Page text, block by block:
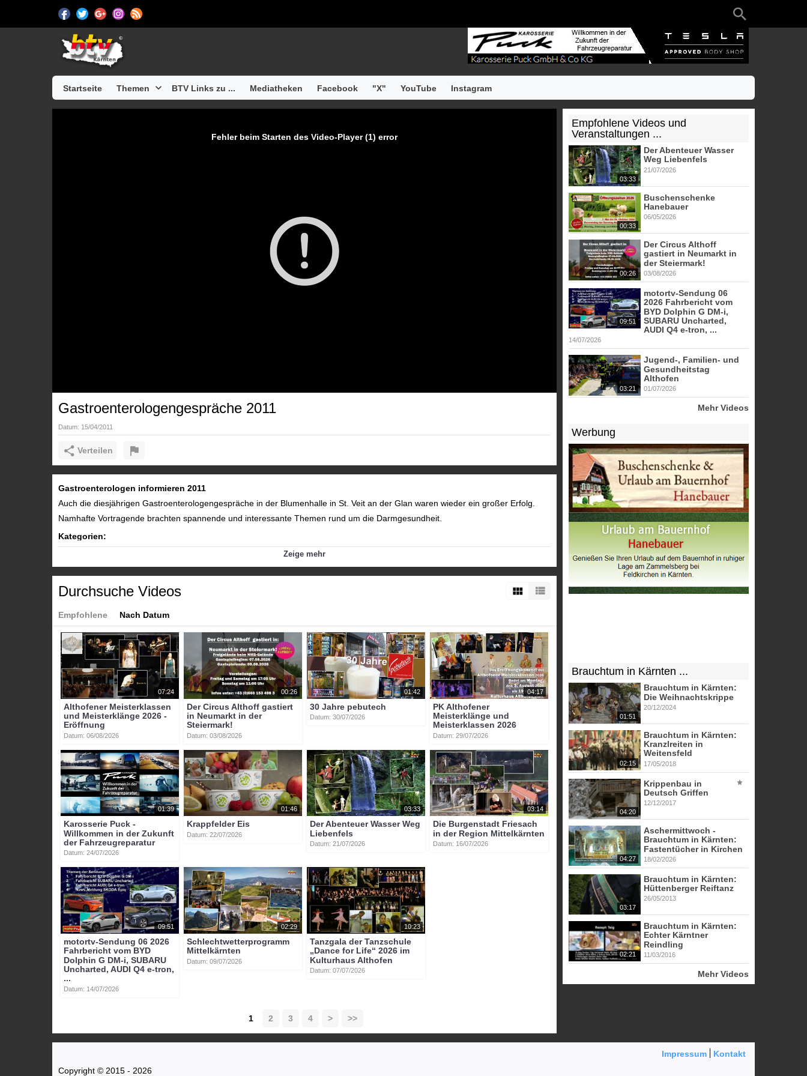
Startseite Themen BTV Links zu ... Mediatheken Facebook "X" YouTube Instagram
Fehler beim Starten des Video-Player (1) error
Gastroenterologengespräche 2011
Datum: 15/04/2011
Verteilen
Gastroenterologen informieren 2011
Auch die diesjährigen Gastroenterologengespräche in der Blumenhalle in St. Veit an der Glan waren wieder ein großer Erfolg.
Namhafte Vortragende brachten spannende und interessante Themen rund um die Darmgesundheit.
Kategorien:
sankt_veit
barmherzige_brüder darmgesundheit michael_steiner franz_siebert beate_prettner
walter_reinisch
manuela_corinna_steinkellner
wolfgang_plieschnegger
Zeige mehr
Durchsuche Videos
Empfohlene Nach Datum
07:24
Althofener Meisterklassen
und Meisterklänge 2026 -
Eröffnung
Datum: 06/08/2026
00:26
Der Circus Althoff gastiert
in Neumarkt in der
Steiermark!
Datum: 03/08/2026
01:42
30 Jahre pebutech
Datum: 30/07/2026
04:17
PK Althofener
Meisterklänge und
Meisterklassen 2026
Datum: 29/07/2026
01:39
Karosserie Puck -
Willkommen in der Zukunft
der Fahrzeugreparatur
Datum: 24/07/2026
01:46
Krappfelder Eis
Datum: 22/07/2026
03:33
Der Abenteuer Wasser Weg
Liebenfels
Datum: 21/07/2026
03:14
Die Burgenstadt Friesach
in der Region Mittelkärnten
Datum: 16/07/2026
09:51
motortv-Sendung 06 2026
Fahrbericht vom BYD
Dolphin G DM-i, SUBARU
Uncharted, AUDI Q4 e-tron,
...
Datum: 14/07/2026
02:29
Schlechtwetterprogramm
Mittelkärnten
Datum: 09/07/2026
10:23
Tanzgala der Tanzschule
„Dance for Life“ 2026 im
Kulturhaus Althofen
Datum: 07/07/2026
1 2 3 4 > >>
Empfohlene Videos und
Veranstaltungen ...
03:33
Der Abenteuer Wasser
Weg Liebenfels
21/07/2026
00:33
Buschenschenke
Hanebauer
06/05/2026
00:26
Der Circus Althoff
gastiert in Neumarkt in
der Steiermark!
03/08/2026
09:51
motortv-Sendung 06
2026 Fahrbericht vom
BYD Dolphin G DM-i,
SUBARU Uncharted,
AUDI Q4 e-tron, ...
14/07/2026
03:21
Jugend-, Familien- und
Gesundheitstag
Althofen
01/07/2026
Mehr Videos
Werbung
Brauchtum in Kärnten ...
01:51
Brauchtum in Kärnten:
Die Weihnachtskrippe
20/12/2024
02:15
Brauchtum in Kärnten:
Kranzlreiten in
Weitensfeld
17/05/2018
04:20
Krippenbau in
Deutsch Griffen
12/12/2017
04:27
Aschermittwoch -
Brauchtum in Kärnten:
Fastentücher in Kirchen
18/02/2026
03:17
Brauchtum in Kärnten:
Hüttenberger Reiftanz
26/05/2013
02:21
Brauchtum in Kärnten:
Echter Kärntner
Reindling
11/03/2016
Mehr Videos
Impressum
Kontakt
Copyright © 2015 - 2026